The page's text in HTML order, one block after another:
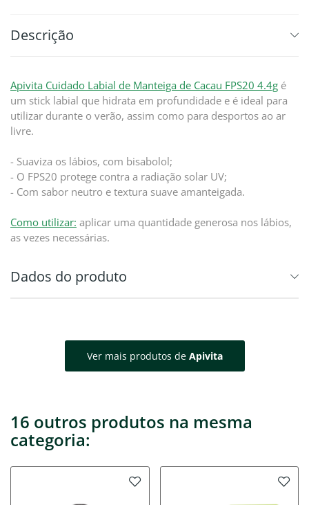
Descrição
Apivita Cuidado Labial de Manteiga de Cacau FPS20 4.4g é
um stick labial que hidrata em profundidade e é ideal para
utilizar durante o verão, assim como para desportos ao ar
livre.
- Suaviza os lábios, com bisabolol;
- O FPS20 protege contra a radiação solar UV;
- Com sabor neutro e textura suave amanteigada.
Como utilizar: aplicar uma quantidade generosa nos lábios,
as vezes necessárias.
Dados do produto
Ver mais produtos de Apivita
16 outros produtos na mesma
categoria: